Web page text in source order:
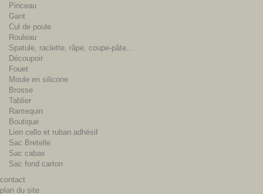
Pinceau
Gant
Cul de poule
Rouleau
Spatule, raclette, râpe, coupe-pâte...
Découpoir
Fouet
Moule en silicone
Brosse
Tablier
Ramequin
Boutique
Lien cello et ruban adhésif
Sac Bretelle
Sac cabas
Sac fond carton
contact
plan du site